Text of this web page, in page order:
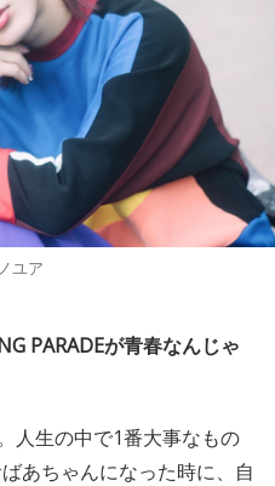
ユア
PARADEが青春なんじゃ
人生の中で1番大事なもの
あちゃんになった時に、自